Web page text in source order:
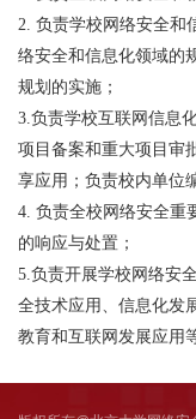
2. 负责学校网络安全和
络安全和信息化领域的
规划的实施；
3.负责学校互联网信息
项目备案和重大项目审
享应用；负责校内单位
4. 负责全校网络安全重
的响应与处置；
5.负责开展学校网络安
全技术应用、信息化发
教育和互联网发展应用